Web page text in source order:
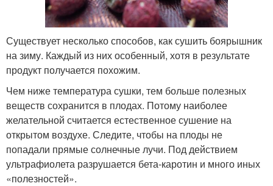
Существует несколько способов, как сушить боярышник
на зиму. Каждый из них особенный, хотя в результате
продукт получается похожим.
Чем ниже температура сушки, тем больше полезных
веществ сохранится в плодах. Потому наиболее
желательной считается естественное сушение на
открытом воздухе. Следите, чтобы на плоды не
попадали прямые солнечные лучи. Под действием
ультрафиолета разрушается бета-каротин и много иных
«полезностей».